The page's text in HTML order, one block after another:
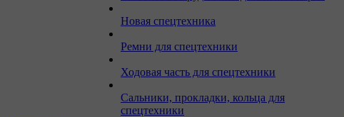
Новая спецтехника
Ремни для спецтехники
Ходовая часть для спецтехники
Сальники, прокладки, кольца для
спецтехники